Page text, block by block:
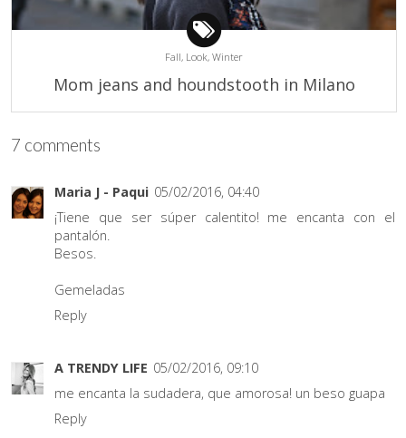
Fall, Look, Winter
Mom jeans and houndstooth in Milano
7 comments
Maria J - Paqui 05/02/2016, 04:40
¡Tiene que ser súper calentito! me encanta con el
pantalón.
Besos.
Gemeladas
Reply
A TRENDY LIFE 05/02/2016, 09:10
me encanta la sudadera, que amorosa! un beso guapa
Reply